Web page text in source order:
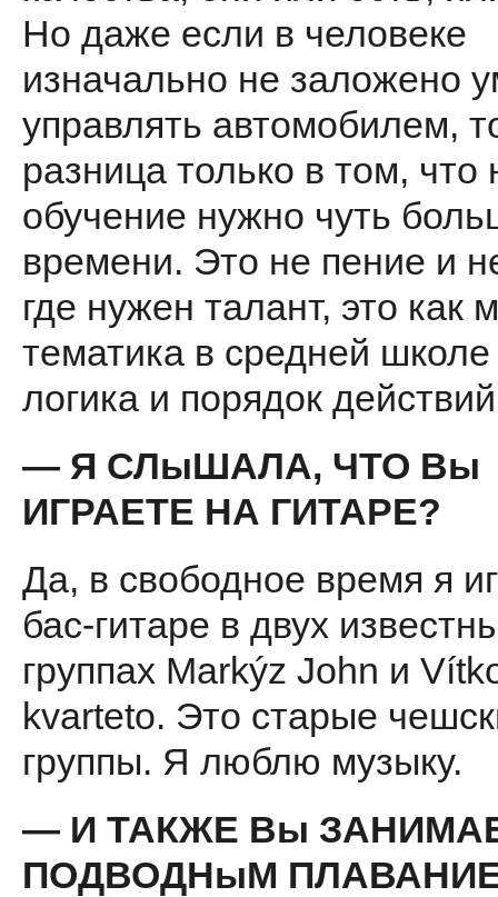
Но даже если в человеке
изначаль­но не заложено
управлять автомобилем,
разница только в том, что
обучение нужно чуть
времени. Это не пение и
где нужен талант, это как
тематика в средней
логика и порядок
— Я СЛыШАЛА, ЧТО Вы
ИГРАЕТЕ НА ГИТАРЕ?
Да, в свободное время я
бас-гитаре в двух
группах Markýz John и
kvarteto. Это старые
группы. Я люблю музыку.
— И ТАКЖЕ Вы
ПОД­ВОДНыМ